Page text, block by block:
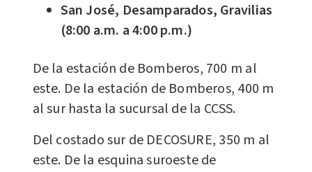
San José, Desamparados, Gravilias
(8:00 a.m. a 4:00 p.m.)
De la estación de Bomberos, 700 m al
este. De la estación de Bomberos, 400 m
al sur hasta la sucursal de la CCSS.
Del costado sur de DECOSURE, 350 m al
este. De la esquina suroeste de